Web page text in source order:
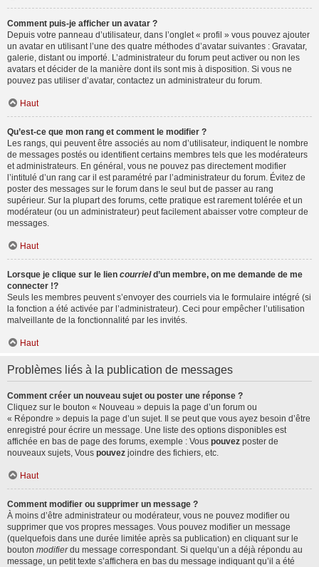
Comment puis-je afficher un avatar ?
Depuis votre panneau d’utilisateur, dans l’onglet « profil » vous pouvez ajouter
un avatar en utilisant l’une des quatre méthodes d’avatar suivantes : Gravatar,
galerie, distant ou importé. L’administrateur du forum peut activer ou non les
avatars et décider de la manière dont ils sont mis à disposition. Si vous ne
pouvez pas utiliser d’avatar, contactez un administrateur du forum.
Haut
Qu’est-ce que mon rang et comment le modifier ?
Les rangs, qui peuvent être associés au nom d’utilisateur, indiquent le nombre
de messages postés ou identifient certains membres tels que les modérateurs
et administrateurs. En général, vous ne pouvez pas directement modifier
l’intitulé d’un rang car il est paramétré par l’administrateur du forum. Évitez de
poster des messages sur le forum dans le seul but de passer au rang
supérieur. Sur la plupart des forums, cette pratique est rarement tolérée et un
modérateur (ou un administrateur) peut facilement abaisser votre compteur de
messages.
Haut
Lorsque je clique sur le lien courrield’un membre, on me demande de me
connecter !?
Seuls les membres peuvent s’envoyer des courriels via le formulaire intégré (si
la fonction a été activée par l’administrateur). Ceci pour empêcher l’utilisation
malveillante de la fonctionnalité par les invités.
Haut
Problèmes liés à la publication de messages
Comment créer un nouveau sujet ou poster une réponse ?
Cliquez sur le bouton « Nouveau » depuis la page d’un forum ou
« Répondre » depuis la page d’un sujet. Il se peut que vous ayez besoin d’être
enregistré pour écrire un message. Une liste des options disponibles est
affichée en bas de page des forums, exemple : Vous pouvez poster de
nouveaux sujets, Vous pouvez joindre des fichiers, etc.
Haut
Comment modifier ou supprimer un message ?
À moins d’être administrateur ou modérateur, vous ne pouvez modifier ou
supprimer que vos propres messages. Vous pouvez modifier un message
(quelquefois dans une durée limitée après sa publication) en cliquant sur le
bouton modifierdu message correspondant. Si quelqu’un a déjà répondu au
message, un petit texte s’affichera en bas du message indiquant qu’il a été